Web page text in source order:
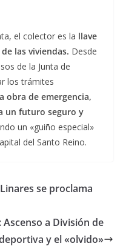
el colector es la llave
las viviendas. Desde
de la Junta de
los trámites
obra de emergencia,
un futuro seguro y
un «guiño especial»
del Santo Reino.
se proclama
Ascenso a División de
y el «olvido»